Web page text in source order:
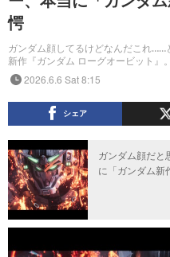
愕
ガンダム顔してるけどなんだこれ
新作『ガンダム ローグオービット』。
2026.6.6 Sat 8:15
シェア
ガンダム顔だと
に「ガンダム新